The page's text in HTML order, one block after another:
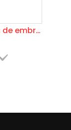
Palancas de embrague de motocicleta